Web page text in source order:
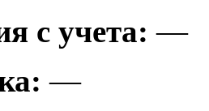
с учета: —
—